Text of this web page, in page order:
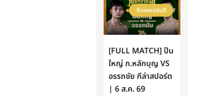
ศึกเพชรยินดี
[FULL MATCH] ปืน
ใหญ่ ภ.หลักบุญ VS
อรรถชัย กีล่าสปอร์ต
| 6 ส.ค. 69